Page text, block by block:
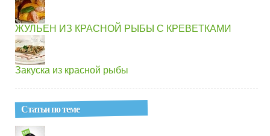
ЖУЛЬЕН ИЗ КРАСНОЙ РЫБЫ С КРЕВЕТКАМИ
Закуска из красной рыбы
Статьи по теме